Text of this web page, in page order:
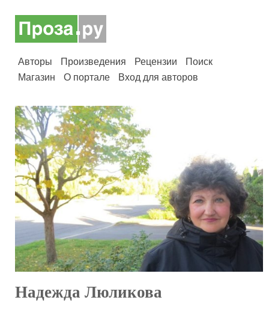
Авторы Произведения Рецензии
Поиск
Магазин
О портале Вход для авторов
Надежда Люликова